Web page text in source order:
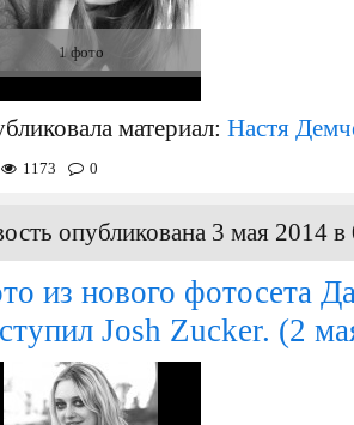
1 фото
материал: Настя
1173 0
опубликована 3 мая 2014 в
из нового фотосета
Josh Zucker. (2